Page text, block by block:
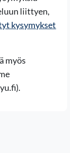
liittyen,
kysymykset
myös